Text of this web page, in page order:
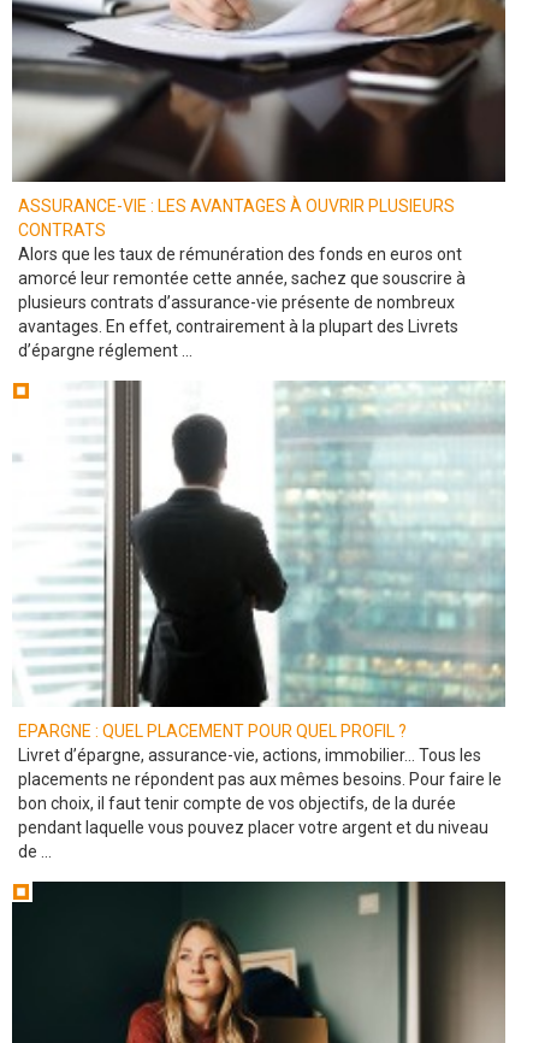
ASSURANCE-VIE : LES AVANTAGES À OUVRIR PLUSIEURS
CONTRATS
Alors que les taux de rémunération des fonds en euros ont
amorcé leur remontée cette année, sachez que souscrire à
plusieurs contrats d’assurance-vie présente de nombreux
avantages. En effet, contrairement à la plupart des Livrets
d’épargne réglement ...
EPARGNE : QUEL PLACEMENT POUR QUEL PROFIL ?
Livret d’épargne, assurance-vie, actions, immobilier… Tous les
placements ne répondent pas aux mêmes besoins. Pour faire le
bon choix, il faut tenir compte de vos objectifs, de la durée
pendant laquelle vous pouvez placer votre argent et du niveau
de ...